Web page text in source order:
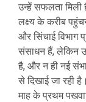
उन्हें सफलता मिली
लक्ष्य के करीब
और सिंचाई विभाग
संसाधन हैं, लेकिन
है, और न ही नई
से दिखाई जा रही
माह के प्रथम